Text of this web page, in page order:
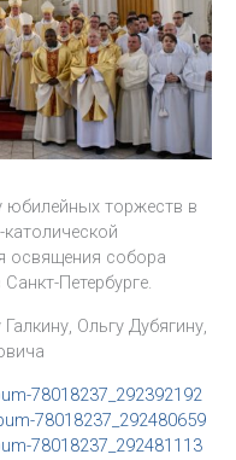
торжеств в
освящения собора
Петербурге.
Ольгу Дубягину,
78018237_292392192
78018237_292480659
78018237_292481113